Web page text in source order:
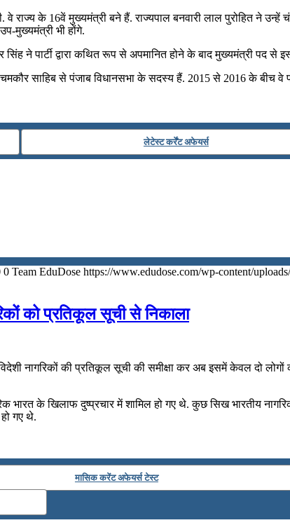
के 16वें मुख्‍यमंत्री बने हैं. राज्‍यपाल बनवारी लाल पुरोहित ने
मुख्‍यमंत्री भी होंगे.
ने पार्टी द्वारा कथित रूप से अपमानित होने के बाद मुख्‍यमंत्री पद से
साहिब से पंजाब विधानसभा के सदस्य हैं. 2015 से 2016 के बीच वे
लेटेस्ट कर्रेंट अफेयर्स
0 Team EduDose https://www.edudose.com/wp-content/
को प्रतिकूल सूची से निकाला
नागरिकों की प्रतिकूल सूची की समीक्षा कर अब इसमें केवल दो
भारत के खिलाफ दुष्‍प्रचार में शामिल हो गए थे. कुछ सिख भारतीय
गए थे.
मासिक करेंट अफेयर्स टेस्ट